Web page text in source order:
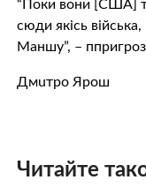
“Поки вони [США]
сюди якісь
Маншу”, –
Дмuтро Ярош
Читайте